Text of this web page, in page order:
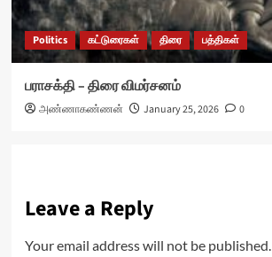
Politics கட்டுரைகள் திரை பத்திகள்
பராசக்தி – திரை விமர்சனம்
அண்ணாகண்ணன் January 25, 2026 0
Leave a Reply
Your email address will not be published.